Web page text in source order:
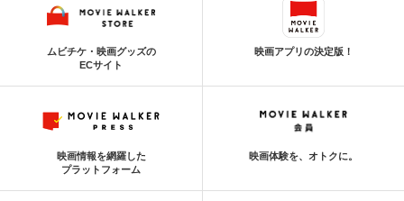
ムビチケ・映画グッズの
ECサイト
映画アプリの決定版！
映画情報を網羅した
プラットフォーム
映画体験を、オトクに。